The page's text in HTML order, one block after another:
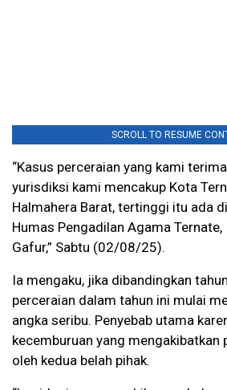
SCROLL TO RESUME
“Kasus perceraian yang kami
yurisdiksi kami mencakup Kota
Halmahera Barat, tertinggi itu ada
Humas Pengadilan Agama
Gafur,” Sabtu (02/08/25).
Ia mengaku, jika dibandingkan
perceraian dalam tahun ini mulai
angka seribu. Penyebab utama
kecemburuan yang mengakibatkan
oleh kedua belah pihak.